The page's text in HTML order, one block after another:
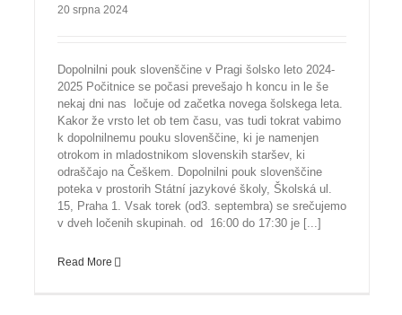
20 srpna 2024
Dopolnilni pouk slovenščine v Pragi šolsko leto 2024-
2025 Počitnice se počasi prevešajo h koncu in le še
nekaj dni nas ločuje od začetka novega šolskega leta.
Kakor že vrsto let ob tem času, vas tudi tokrat vabimo
k dopolnilnemu pouku slovenščine, ki je namenjen
otrokom in mladostnikom slovenskih staršev, ki
odraščajo na Češkem. Dopolnilni pouk slovenščine
poteka v prostorih Státní jazykové školy, Školská ul.
15, Praha 1. Vsak torek (od3. septembra) se srečujemo
v dveh ločenih skupinah. od 16:00 do 17:30 je [...]
Read More